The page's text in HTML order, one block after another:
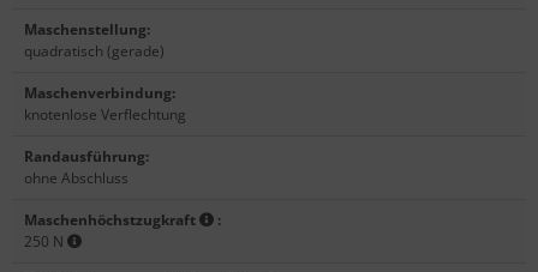
Maschenstellung:
quadratisch (gerade)
Maschenverbindung:
knotenlose Verflechtung
Randausführung:
ohne Abschluss
Maschenhöchstzugkraft
:
250 N